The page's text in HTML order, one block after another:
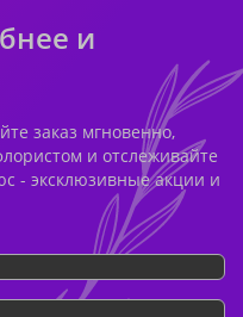
и
заказ мгновенно,
и отслеживайте
- эксклюзивные акции и